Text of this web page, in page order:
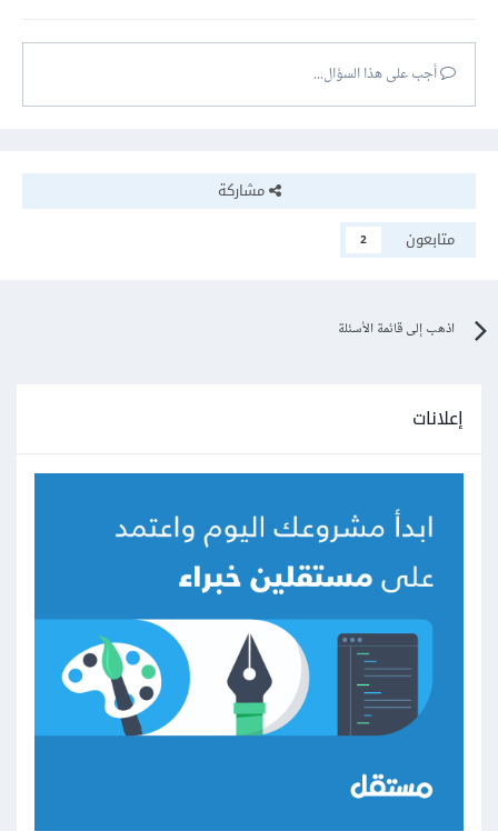
أجب على هذا السؤال...
مشاركة
متابعون
2
اذهب إلى قائمة الأسئلة
إعلانات